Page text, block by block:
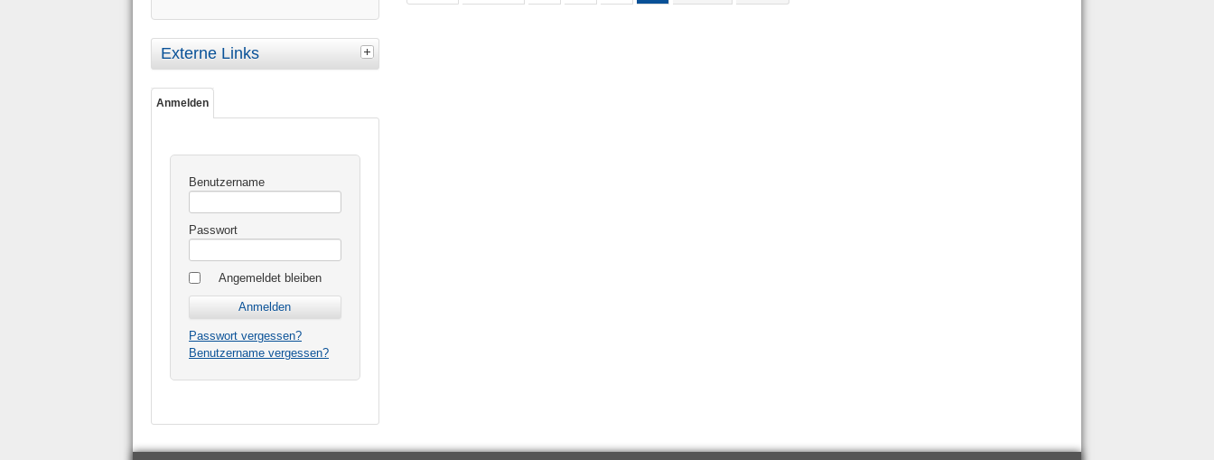
Externe Links
Anmelden
Benutzername
Passwort
Angemeldet bleiben
Passwort vergessen?
Benutzername vergessen?